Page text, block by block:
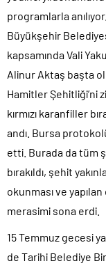
programlarla
Büyükşehir
kapsamında Vali
Alinur Aktaş başta
Hamitler Şehitliği’ni
kırmızı karanfiller
andı. Bursa
etti. Burada da tüm
bırakıldı, şehit
okunması ve
merasimi sona erdi.
15 Temmuz gecesi
de Tarihi Belediye